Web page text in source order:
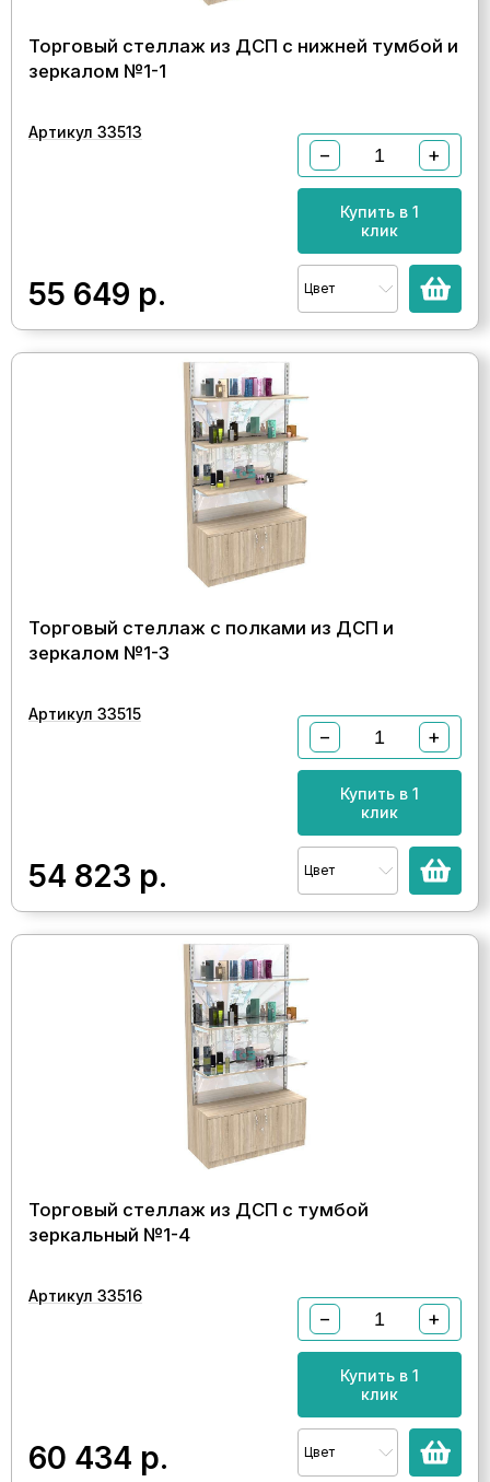
Торговый стеллаж из ДСП с нижней тумбой и
зеркалом №1-1
Артикул 33513
55 649 р.
− +
Купить в 1
клик
Цвет
Торговый стеллаж с полками из ДСП и
зеркалом №1-3
Артикул 33515
54 823 р.
− +
Купить в 1
клик
Цвет
Торговый стеллаж из ДСП с тумбой
зеркальный №1-4
Артикул 33516
60 434 р.
− +
Купить в 1
клик
Цвет